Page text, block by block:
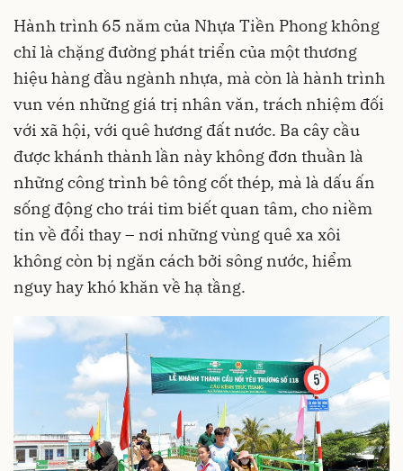
Hành trình 65 năm của Nhựa Tiền Phong không
chỉ là chặng đường phát triển của một thương
hiệu hàng đầu ngành nhựa, mà còn là hành trình
vun vén những giá trị nhân văn, trách nhiệm đối
với xã hội, với quê hương đất nước. Ba cây cầu
được khánh thành lần này không đơn thuần là
những công trình bê tông cốt thép, mà là dấu ấn
sống động cho trái tim biết quan tâm, cho niềm
tin về đổi thay – nơi những vùng quê xa xôi
không còn bị ngăn cách bởi sông nước, hiểm
nguy hay khó khăn về hạ tầng.